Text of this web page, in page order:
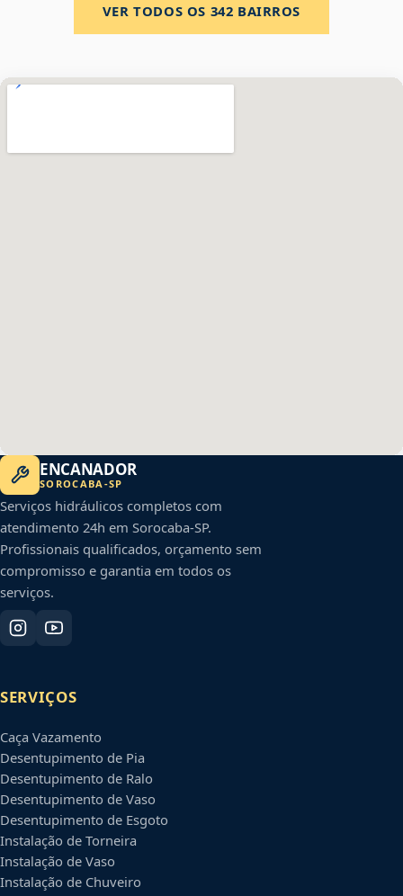
VER TODOS OS 342 BAIRROS
ENCANADOR
SOROCABA -SP
Serviços hidráulicos completos com
atendimento 24h em Sorocaba-SP.
Profissionais qualificados, orçamento sem
compromisso e garantia em todos os
serviços.
SERVIÇOS
Caça Vazamento
Desentupimento de Pia
Desentupimento de Ralo
Desentupimento de Vaso
Desentupimento de Esgoto
Instalação de Torneira
Instalação de Vaso
Instalação de Chuveiro